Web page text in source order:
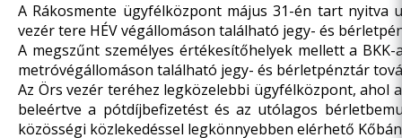
A Rákosmente ügyfélközpont május 31-én tart
vezér tere HÉV végállomáson található jegy- és
A megszűnt személyes értékesítőhelyek mellett a
metróvégállomáson található jegy- és bérletpénztár
Az Örs vezér teréhez legközelebbi ügyfélközpont,
beleértve a pótdíjbefizetést és az utólagos
közösségi közlekedéssel legkönnyebben elérhető